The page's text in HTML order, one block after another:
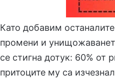
Като добавим
промени и
се стигна дотук: 60% от
притоците му са